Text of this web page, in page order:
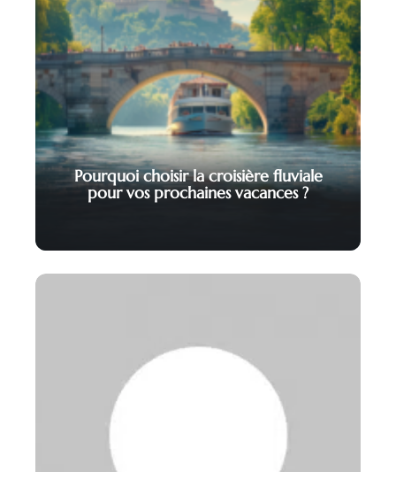
Pourquoi choisir la croisière fluviale
pour vos prochaines vacances ?